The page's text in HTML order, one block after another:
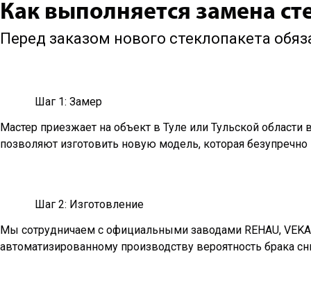
Как выполняется замена
Перед заказом нового стеклопакета
Шаг 1: Замер
Мастер приезжает на объект в Туле или Тульской
позволяют изготовить новую модель, которая
Шаг 2: Изготовление
Мы сотрудничаем с официальными заводами REHAU,
автоматизированному производству вероятность брака